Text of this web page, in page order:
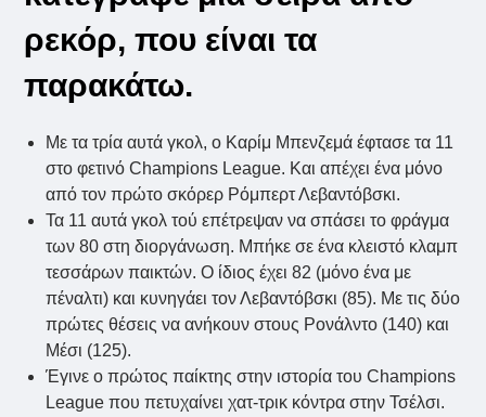
ρεκόρ, που είναι τα
παρακάτω.
Με τα τρία αυτά γκολ, ο Καρίμ Μπενζεμά έφτασε τα 11
στο φετινό Champions League. Και απέχει ένα μόνο
από τον πρώτο σκόρερ Ρόμπερτ Λεβαντόβσκι.
Τα 11 αυτά γκολ τού επέτρεψαν να σπάσει το φράγμα
των 80 στη διοργάνωση. Μπήκε σε ένα κλειστό κλαμπ
τεσσάρων παικτών. Ο ίδιος έχει 82 (μόνο ένα με
πέναλτι) και κυνηγάει τον Λεβαντόβσκι (85). Με τις δύο
πρώτες θέσεις να ανήκουν στους Ρονάλντο (140) και
Μέσι (125).
Έγινε ο πρώτος παίκτης στην ιστορία του Champions
League που πετυχαίνει χατ-τρικ κόντρα στην Τσέλσι.